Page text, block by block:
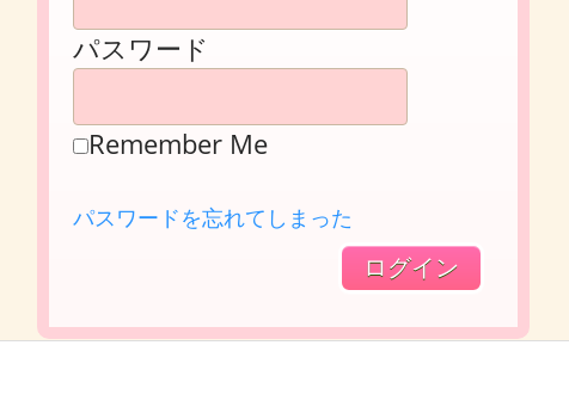
パスワード
Remember Me
パスワードを忘れてしまった